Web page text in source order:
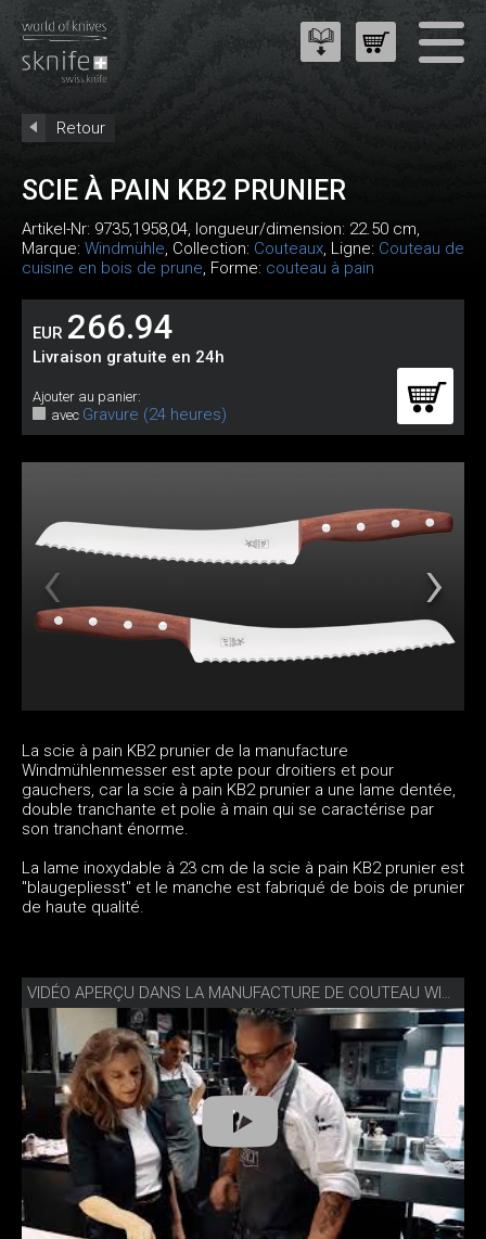
Retour
SCIE À PAIN KB2 PRUNIER
Artikel-Nr: 9735,1958,04, longueur/dimension: 22.50 cm,
Marque: Windmühle, Collection: Couteaux, Ligne: Couteau de
cuisine en bois de prune, Forme: couteau à pain
EUR 266.94
Livraison gratuite en 24h
Ajouter au panier:
avec Gravure (24 heures)
La scie à pain KB2 prunier de la manufacture
Windmühlenmesser est apte pour droitiers et pour
gauchers, car la scie à pain KB2 prunier a une lame dentée,
double tranchante et polie à main qui se caractérise par
son tranchant énorme.
La lame inoxydable à 23 cm de la scie à pain KB2 prunier est
"blaugepliesst" et le manche est fabriqué de bois de prunier
de haute qualité.